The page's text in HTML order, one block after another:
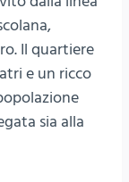
Il quartiere
e un ricco
sia alla